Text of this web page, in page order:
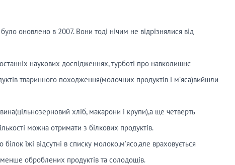
оновлено в 2007. Вони тоді нічим не відрізнялися від
наукових дослідженнях, турботі про навколишнє
тваринного походження(молочних продуктів і м’яса)вийшли
хліб, макарони і крупи),а ще четверть
можна отримати з білкових продуктів.
їжі відсутні в списку молоко,м’ясо,але враховується
оброблених продуктів та солодощів.